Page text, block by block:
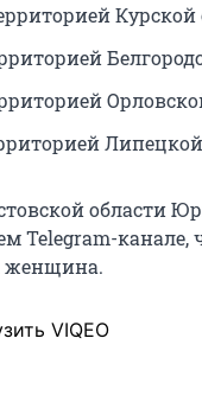
Курской
области
Telegram-канале,
женщина.
VIQEO